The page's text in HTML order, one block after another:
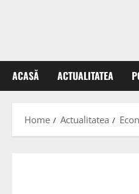
ACASĂ ACTUALITATEA
Home Actualitatea